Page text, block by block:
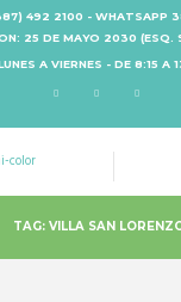
492 2100 - WHATSAPP
25 DE MAYO 2030 (ESQ.
A VIERNES - DE 8:15 A
TAG: VILLA SAN